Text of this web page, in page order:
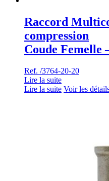
Raccord
compression
Coude Femelle
Ref. /3764-20-20
Lire la suite
Lire la suite Voir les